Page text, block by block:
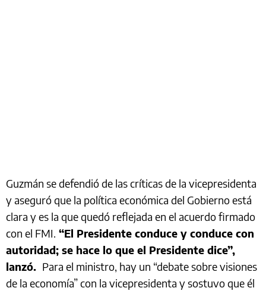
Guzmán se defendió de las críticas de la vicepresidenta
y aseguró que la política económica del Gobierno está
clara y es la que quedó reflejada en el acuerdo firmado
con el FMI. “El Presidente conduce y conduce con
autoridad; se hace lo que el Presidente dice”,
lanzó. Para el ministro, hay un “debate sobre visiones
de la economía” con la vicepresidenta y sostuvo que él